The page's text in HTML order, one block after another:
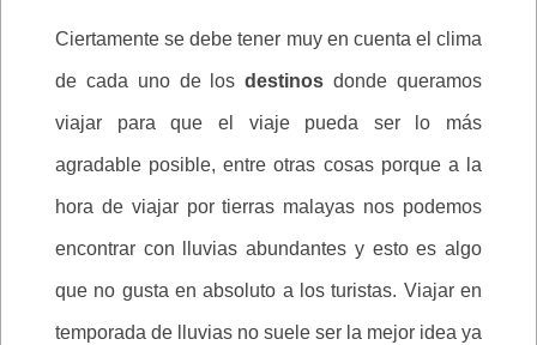
Ciertamente se debe tener muy en cuenta el clima
de cada uno de losdestinosdonde queramos
viajar para que el viaje pueda ser lo más
agradable posible, entre otras cosas porque a la
hora de viajar por tierras malayas nos podemos
encontrar con lluvias abundantes y esto es algo
que no gusta en absoluto a los turistas. Viajar en
temporada de lluvias no suele ser la mejor idea ya